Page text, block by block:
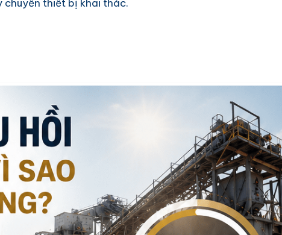
chuyền thiết bị khai thác.